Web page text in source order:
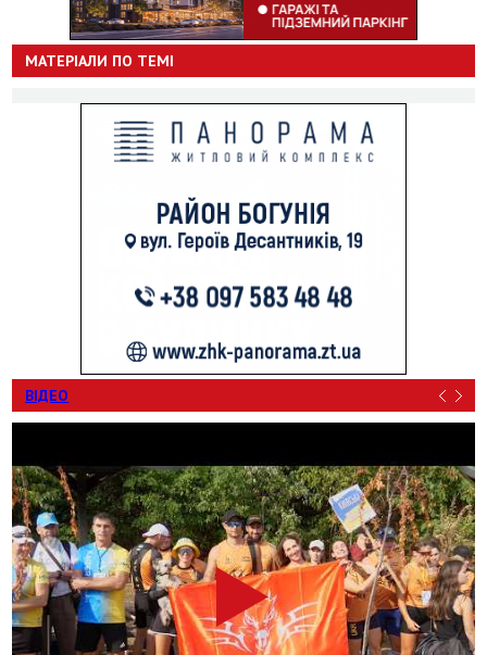
МАТЕРІАЛИ ПО ТЕМІ
ВІДЕО